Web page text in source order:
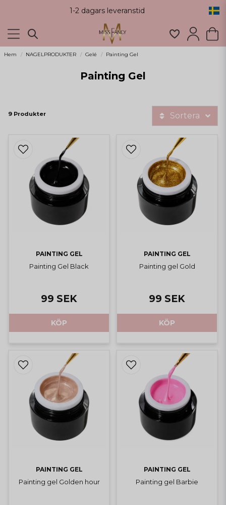
1-2 dagars leveranstid
Hem NAGELPRODUKTER Gelé Painting Gel
Painting Gel
9 Produkter Sortera
PAINTING GEL
Painting Gel Black
99 SEK
KÖP
PAINTING GEL
Painting gel Gold
99 SEK
KÖP
PAINTING GEL
Painting gel Golden hour
PAINTING GEL
Painting gel Barbie